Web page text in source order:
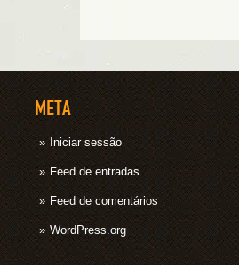
META
Iniciar sessão
Feed de entradas
Feed de comentários
WordPress.org